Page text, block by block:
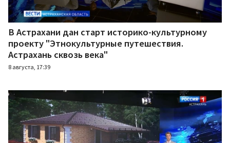
В Астрахани дан старт историко-культурному
проекту "Этнокультурные путешествия.
Астрахань сквозь века"
8 августа, 17:39